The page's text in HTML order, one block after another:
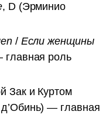
, D (Эрминио
/ Если женщины
роль
Зак и Куртом
— главная